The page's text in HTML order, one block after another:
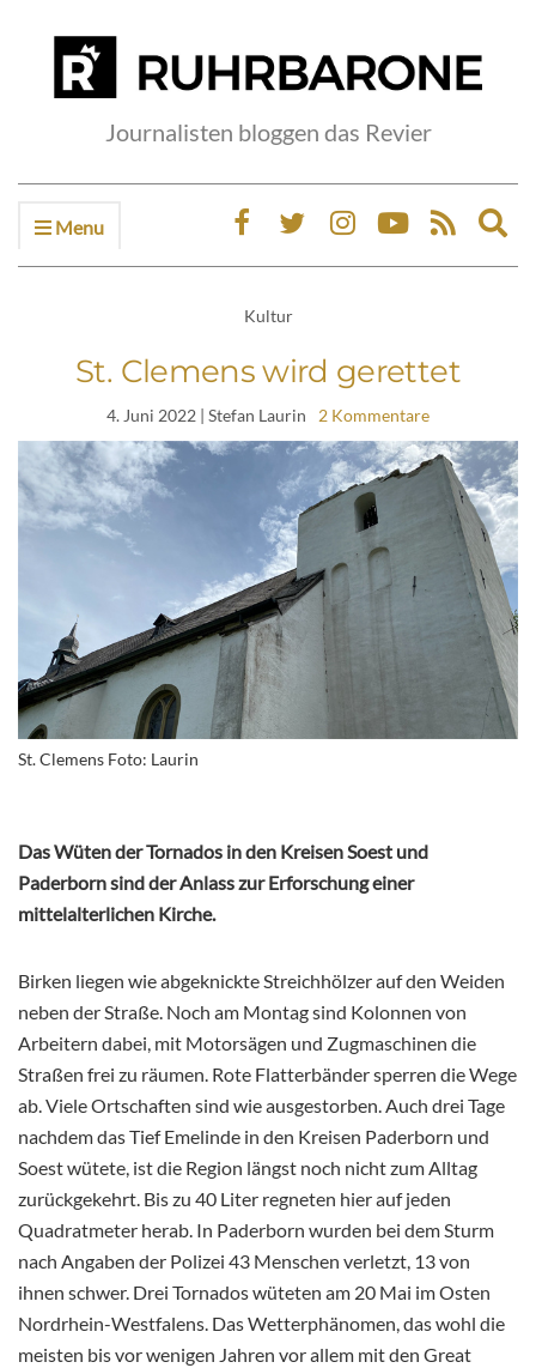
Journalisten bloggen das Revier
Menu
Kultur
St. Clemens wird gerettet
4. Juni 2022 | Stefan Laurin 2 Kommentare
St. Clemens Foto: Laurin
Das Wüten der Tornados in den Kreisen Soest und
Paderborn sind der Anlass zur Erforschung einer
mittelalterlichen Kirche.
Birken liegen wie abgeknickte Streichhölzer auf den Weiden
neben der Straße. Noch am Montag sind Kolonnen von
Arbeitern dabei, mit Motorsägen und Zugmaschinen die
Straßen frei zu räumen. Rote Flatterbänder sperren die Wege
ab. Viele Ortschaften sind wie ausgestorben. Auch drei Tage
nachdem das Tief Emelinde in den Kreisen Paderborn und
Soest wütete, ist die Region längst noch nicht zum Alltag
zurückgekehrt. Bis zu 40 Liter regneten hier auf jeden
Quadratmeter herab. In Paderborn wurden bei dem Sturm
nach Angaben der Polizei 43 Menschen verletzt, 13 von
ihnen schwer. Drei Tornados wüteten am 20 Mai im Osten
Nordrhein-Westfalens. Das Wetterphänomen, das wohl die
meisten bis vor wenigen Jahren vor allem mit den Great